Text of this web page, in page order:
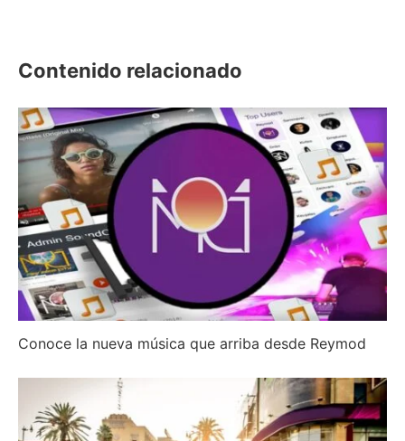
Contenido relacionado
Conoce la nueva música que arriba desde Reymod